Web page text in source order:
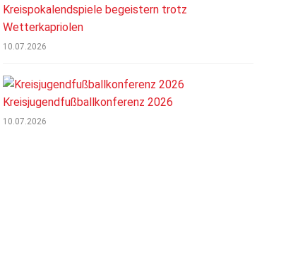
Kreispokalendspiele begeistern trotz
Wetterkapriolen
10.07.2026
Kreisjugendfußballkonferenz 2026
10.07.2026